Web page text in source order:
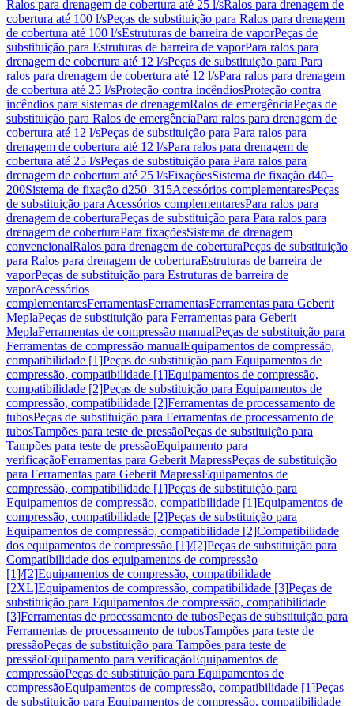
Ralos para drenagem de cobertura até 25 l/sRalos para drenagem de
cobertura até 100 l/sPeças de substituição para Ralos para drenagem
de cobertura até 100 l/sEstruturas de barreira de vaporPeças de
substituição para Estruturas de barreira de vaporPara ralos para
drenagem de cobertura até 12 l/sPeças de substituição para Para
ralos para drenagem de cobertura até 12 l/sPara ralos para drenagem
de cobertura até 25 l/sProteção contra incêndiosProteção contra
incêndios para sistemas de drenagemRalos de emergênciaPeças de
substituição para Ralos de emergênciaPara ralos para drenagem de
cobertura até 12 l/sPeças de substituição para Para ralos para
drenagem de cobertura até 12 l/sPara ralos para drenagem de
cobertura até 25 l/sPeças de substituição para Para ralos para
drenagem de cobertura até 25 l/sFixaçõesSistema de fixação d40–
200Sistema de fixação d250–315Acessórios complementaresPeças
de substituição para Acessórios complementaresPara ralos para
drenagem de coberturaPeças de substituição para Para ralos para
drenagem de coberturaPara fixaçõesSistema de drenagem
convencionalRalos para drenagem de coberturaPeças de substituição
para Ralos para drenagem de coberturaEstruturas de barreira de
vaporPeças de substituição para Estruturas de barreira de
vaporAcessórios
complementaresFerramentasFerramentasFerramentas para Geberit
MeplaPeças de substituição para Ferramentas para Geberit
MeplaFerramentas de compressão manualPeças de substituição para
Ferramentas de compressão manualEquipamentos de compressão,
compatibilidade [1]Peças de substituição para Equipamentos de
compressão, compatibilidade [1]Equipamentos de compressão,
compatibilidade [2]Peças de substituição para Equipamentos de
compressão, compatibilidade [2]Ferramentas de processamento de
tubosPeças de substituição para Ferramentas de processamento de
tubosTampões para teste de pressãoPeças de substituição para
Tampões para teste de pressãoEquipamento para
verificaçãoFerramentas para Geberit MapressPeças de substituição
para Ferramentas para Geberit MapressEquipamentos de
compressão, compatibilidade [1]Peças de substituição para
Equipamentos de compressão, compatibilidade [1]Equipamentos de
compressão, compatibilidade [2]Peças de substituição para
Equipamentos de compressão, compatibilidade [2]Compatibilidade
dos equipamentos de compressão [1]/[2]Peças de substituição para
Compatibilidade dos equipamentos de compressão
[1]/[2]Equipamentos de compressão, compatibilidade
[2XL]Equipamentos de compressão, compatibilidade [3]Peças de
substituição para Equipamentos de compressão, compatibilidade
[3]Ferramentas de processamento de tubosPeças de substituição para
Ferramentas de processamento de tubosTampões para teste de
pressãoPeças de substituição para Tampões para teste de
pressãoEquipamento para verificaçãoEquipamentos de
compressãoPeças de substituição para Equipamentos de
compressãoEquipamentos de compressão, compatibilidade [1]Peças
de substituição para Equipamentos de compressão, compatibilidade